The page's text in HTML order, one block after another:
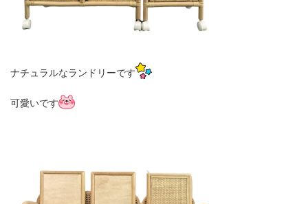
ナチュラルなランドリーです
可愛いです